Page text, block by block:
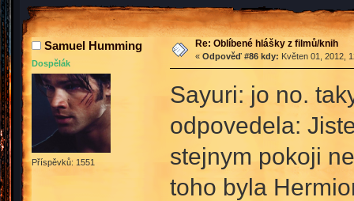
Samuel Humming
Dospělák
Příspěvků: 1551
Re: Oblíbené hlášky z filmů/knih
« Odpověď #86 kdy: Květen 01, 2012,
Sayuri: jo no.
odpovedela:
stejnym pokoji
toho byla